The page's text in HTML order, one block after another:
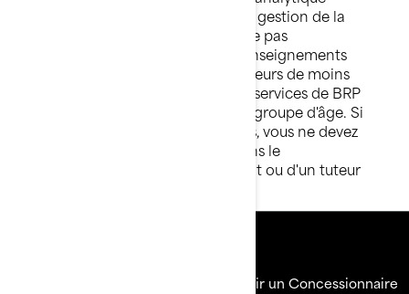
d'événements, logiciels et gestion de la
logistique. BRP ne collecte pas
intentionnellement de renseignements
personnels auprès de mineurs de moins
de 16 ans. Les produits et services de BRP
ne sont pas destinés à ce groupe d'âge. Si
vous avez moins de 16 ans, vous ne devez
pas utiliser les services sans le
consentement d'un parent ou d'un tuteur
Devenir un Concessionnaire